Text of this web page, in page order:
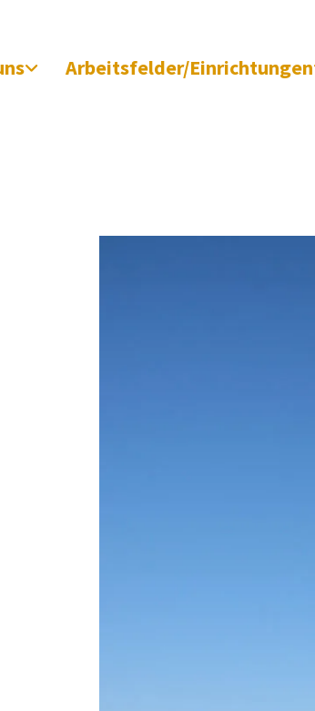
Arbeitsfelder/Einrichtungen